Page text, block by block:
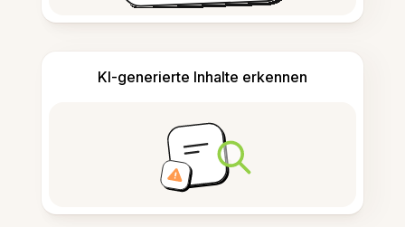
KI-generierte Inhalte erkennen